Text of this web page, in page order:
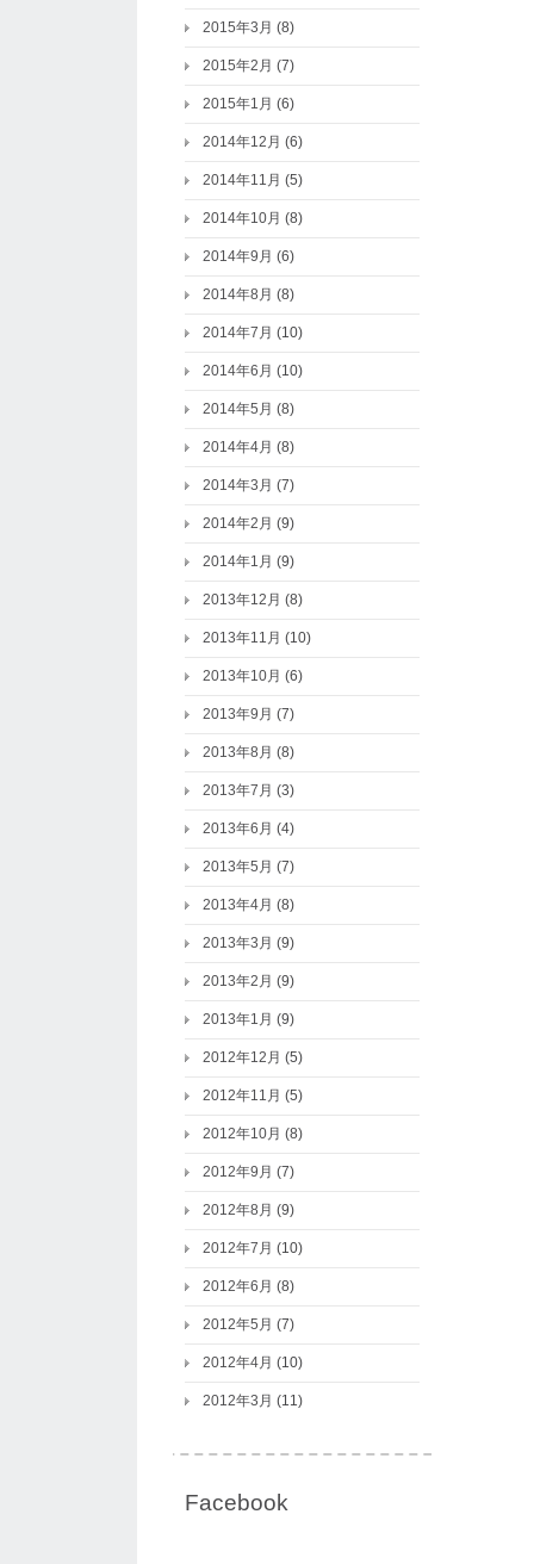
2015年3月 (8)
2015年2月 (7)
2015年1月 (6)
2014年12月 (6)
2014年11月 (5)
2014年10月 (8)
2014年9月 (6)
2014年8月 (8)
2014年7月 (10)
2014年6月 (10)
2014年5月 (8)
2014年4月 (8)
2014年3月 (7)
2014年2月 (9)
2014年1月 (9)
2013年12月 (8)
2013年11月 (10)
2013年10月 (6)
2013年9月 (7)
2013年8月 (8)
2013年7月 (3)
2013年6月 (4)
2013年5月 (7)
2013年4月 (8)
2013年3月 (9)
2013年2月 (9)
2013年1月 (9)
2012年12月 (5)
2012年11月 (5)
2012年10月 (8)
2012年9月 (7)
2012年8月 (9)
2012年7月 (10)
2012年6月 (8)
2012年5月 (7)
2012年4月 (10)
2012年3月 (11)
Facebook